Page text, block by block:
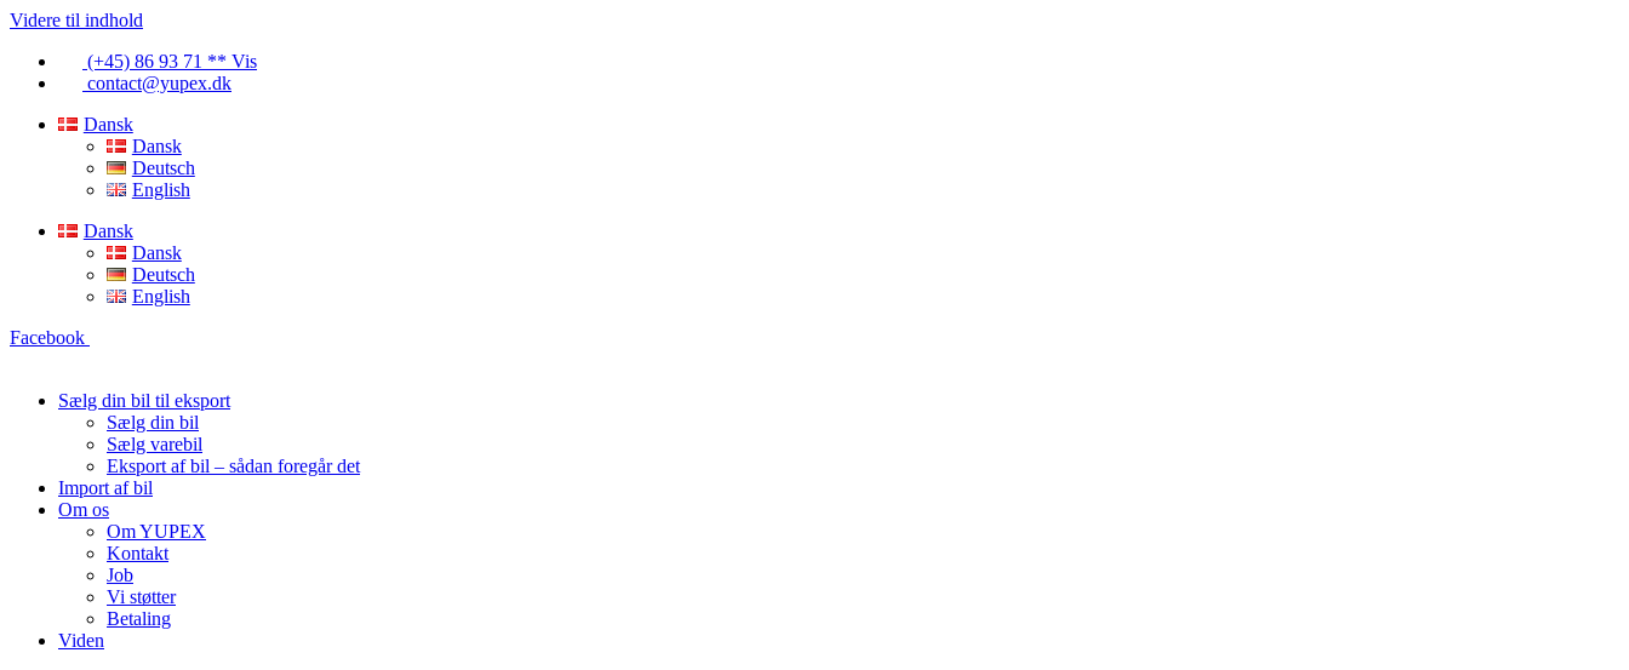
Videre til indhold
(+45) 86 93 71 ** Vis
contact@yupex.dk
Dansk
Dansk
Deutsch
English
Dansk
Dansk
Deutsch
English
Facebook
Sælg din bil til eksport
Sælg din bil
Sælg varebil
Eksport af bil – sådan foregår det
Import af bil
Om os
Om YUPEX
Kontakt
Job
Vi støtter
Betaling
Viden